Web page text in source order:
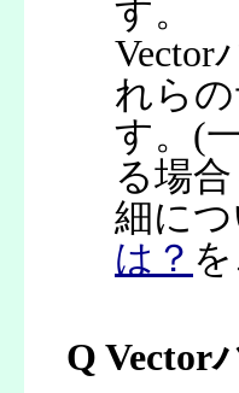
す。
Vector
れら
す。(
る場
細に
は？
Q Vector